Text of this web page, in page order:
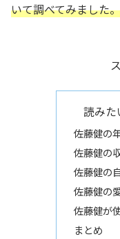
いて調べてみました。
読みた
佐藤健の
佐藤健の
佐藤健の
佐藤健の
佐藤健が
まとめ